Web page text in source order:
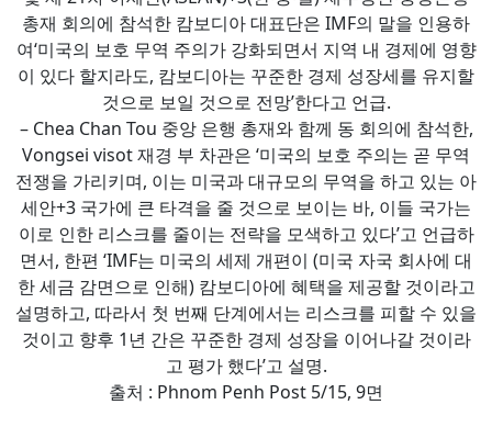
총재 회의에 참석한 캄보디아 대표단은 IMF의 말을 인용하
여‘미국의 보호 무역 주의가 강화되면서 지역 내 경제에 영향
이 있다 할지라도, 캄보디아는 꾸준한 경제 성장세를 유지할
것으로 보일 것으로 전망’한다고 언급.
– Chea Chan Tou 중앙 은행 총재와 함께 동 회의에 참석한,
Vongsei visot 재경 부 차관은 ‘미국의 보호 주의는 곧 무역
전쟁을 가리키며, 이는 미국과 대규모의 무역을 하고 있는 아
세안+3 국가에 큰 타격을 줄 것으로 보이는 바, 이들 국가는
이로 인한 리스크를 줄이는 전략을 모색하고 있다’고 언급하
면서, 한편 ‘IMF는 미국의 세제 개편이 (미국 자국 회사에 대
한 세금 감면으로 인해) 캄보디아에 혜택을 제공할 것이라고
설명하고, 따라서 첫 번째 단계에서는 리스크를 피할 수 있을
것이고 향후 1년 간은 꾸준한 경제 성장을 이어나갈 것이라
고 평가 했다’고 설명.
출처 : Phnom Penh Post 5/15, 9면